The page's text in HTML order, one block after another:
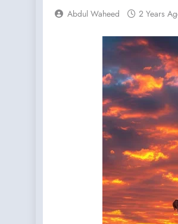
Abdul Waheed 2 Years